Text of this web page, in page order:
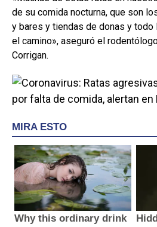
de su comida nocturna, que son
y bares y tiendas de donas y
el camino», aseguró el
Corrigan.